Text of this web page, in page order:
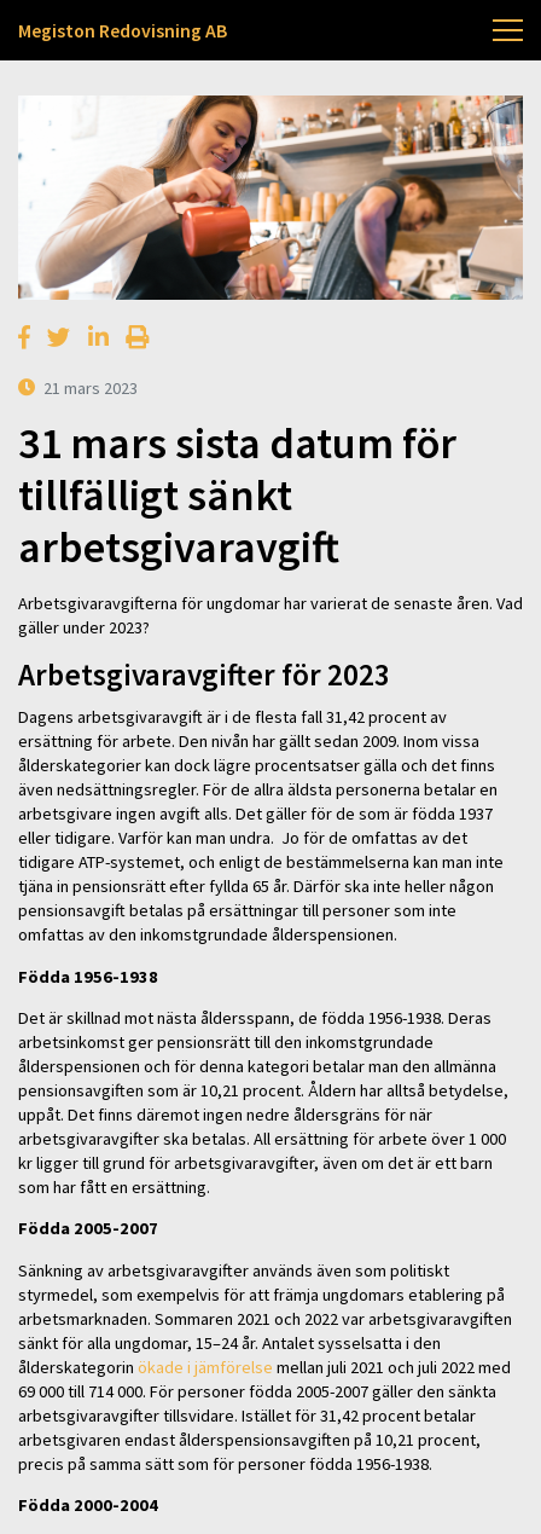
Megiston Redovisning AB
21 mars 2023
31 mars sista datum för
tillfälligt sänkt
arbetsgivaravgift
Arbetsgivaravgifterna för ungdomar har varierat de senaste åren. Vad
gäller under 2023?
Arbetsgivaravgifter för 2023
Dagens arbetsgivaravgift är i de flesta fall 31,42 procent av
ersättning för arbete. Den nivån har gällt sedan 2009. Inom vissa
ålderskategorier kan dock lägre procentsatser gälla och det finns
även nedsättningsregler. För de allra äldsta personerna betalar en
arbetsgivare ingen avgift alls. Det gäller för de som är födda 1937
eller tidigare. Varför kan man undra. Jo för de omfattas av det
tidigare ATP-systemet, och enligt de bestämmelserna kan man inte
tjäna in pensionsrätt efter fyllda 65 år. Därför ska inte heller någon
pensionsavgift betalas på ersättningar till personer som inte
omfattas av den inkomstgrundade ålderspensionen.
Födda 1956-1938
Det är skillnad mot nästa åldersspann, de födda 1956-1938. Deras
arbetsinkomst ger pensionsrätt till den inkomstgrundade
ålderspensionen och för denna kategori betalar man den allmänna
pensionsavgiften som är 10,21 procent. Åldern har alltså betydelse,
uppåt. Det finns däremot ingen nedre åldersgräns för när
arbetsgivaravgifter ska betalas. All ersättning för arbete över 1 000
kr ligger till grund för arbetsgivaravgifter, även om det är ett barn
som har fått en ersättning.
Födda 2005-2007
Sänkning av arbetsgivaravgifter används även som politiskt
styrmedel, som exempelvis för att främja ungdomars etablering på
arbetsmarknaden. Sommaren 2021 och 2022 var arbetsgivaravgiften
sänkt för alla ungdomar, 15–24 år. Antalet sysselsatta i den
ålderskategorin ökade i jämförelse mellan juli 2021 och juli 2022 med
69 000 till 714 000. För personer födda 2005-2007 gäller den sänkta
arbetsgivaravgifter tillsvidare. Istället för 31,42 procent betalar
arbetsgivaren endast ålderspensionsavgiften på 10,21 procent,
precis på samma sätt som för personer födda 1956-1938.
Födda 2000-2004